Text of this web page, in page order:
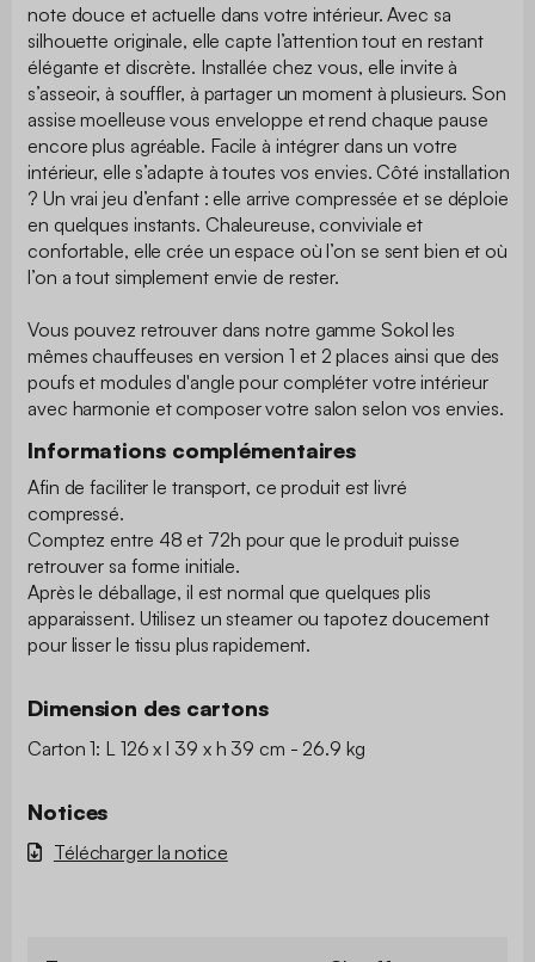
note douce et actuelle dans votre intérieur. Avec sa
silhouette originale, elle capte l’attention tout en restant
élégante et discrète. Installée chez vous, elle invite à
s’asseoir, à souffler, à partager un moment à plusieurs. Son
assise moelleuse vous enveloppe et rend chaque pause
encore plus agréable. Facile à intégrer dans un votre
intérieur, elle s’adapte à toutes vos envies. Côté installation
? Un vrai jeu d’enfant : elle arrive compressée et se déploie
en quelques instants. Chaleureuse, conviviale et
confortable, elle crée un espace où l’on se sent bien et où
l’on a tout simplement envie de rester.
Vous pouvez retrouver dans notre gamme Sokol les
mêmes chauffeuses en version 1 et 2 places ainsi que des
poufs et modules d'angle pour compléter votre intérieur
avec harmonie et composer votre salon selon vos envies.
Informations complémentaires
Afin de faciliter le transport, ce produit est livré
compressé.
Comptez entre 48 et 72h pour que le produit puisse
retrouver sa forme initiale.
Après le déballage, il est normal que quelques plis
apparaissent. Utilisez un steamer ou tapotez doucement
pour lisser le tissu plus rapidement.
Dimension des cartons
Carton 1: L 126 x l 39 x h 39 cm - 26.9 kg
Notices
Télécharger la notice